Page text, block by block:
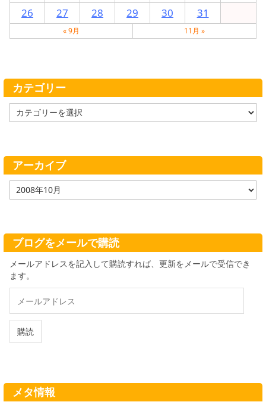
26
27 28 29 30 31
« 9月 11月 »
カテゴリー
テ
ー
アーカイブ
ア
ー
ブ
ブログをメールで購読
メールアドレスを記入して購読すれば、更新をメールで受信でき
ます。
ル
ド
購読
メタ情報